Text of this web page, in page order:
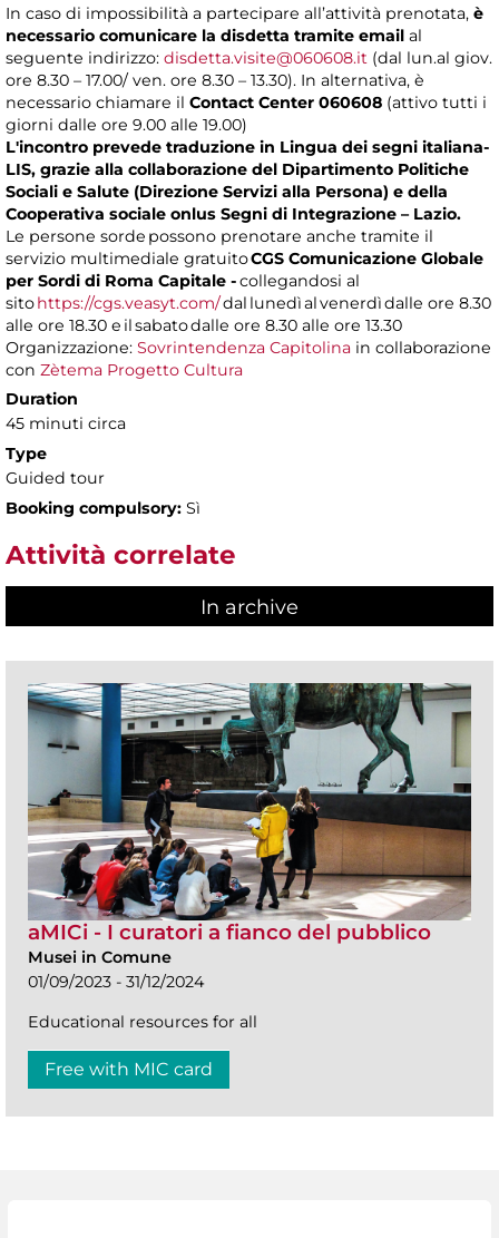
In caso di impossibilità a partecipare all’attività prenotata, è
necessario comunicare la disdetta tramite email al
seguente indirizzo: disdetta.visite@060608.it (dal lun.al giov.
ore 8.30 – 17.00/ ven. ore 8.30 – 13.30). In alternativa, è
necessario chiamare il Contact Center 060608 (attivo tutti i
giorni dalle ore 9.00 alle 19.00)
L'incontro prevede traduzione in Lingua dei segni italiana-
LIS, grazie alla collaborazione del Dipartimento Politiche
Sociali e Salute (Direzione Servizi alla Persona) e della
Cooperativa sociale onlus Segni di Integrazione – Lazio.
Le persone sorde possono prenotare anche tramite il
servizio multimediale gratuitoCGS Comunicazione Globale
per Sordi di Roma Capitale -collegandosi al
sitohttps://cgs.veasyt.com/dal lunedì al venerdì dalle ore 8.30
alle ore 18.30 e il sabato dalle ore 8.30 alle ore 13.30
Organizzazione: Sovrintendenza Capitolina in collaborazione
con Zètema Progetto Cultura
Duration
45 minuti circa
Type
Guided tour
Booking compulsory: Sì
Attività correlate
In archive
aMICi - I curatori a fianco del pubblico
Musei in Comune
01/09/2023 - 31/12/2024
Educational resources for all
Free with MIC card